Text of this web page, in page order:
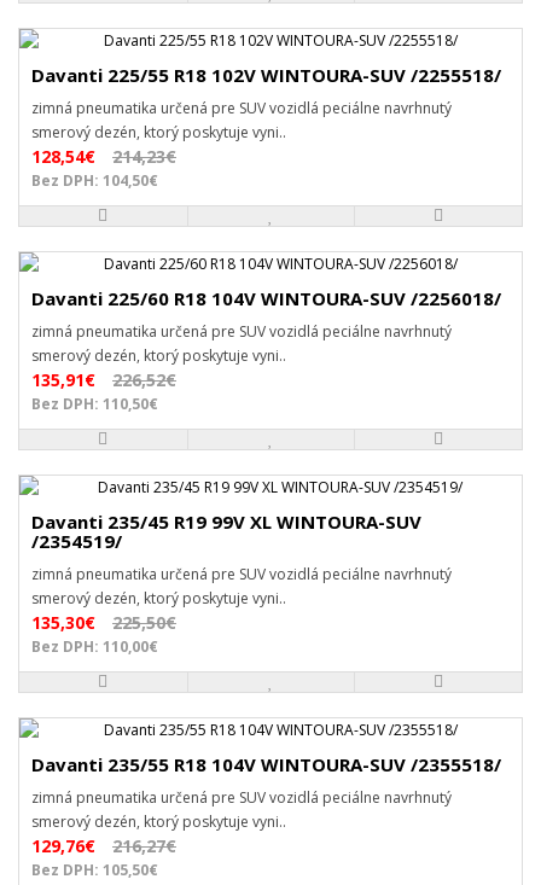
Davanti 225/55 R18 102V WINTOURA-SUV /2255518/
zimná pneumatika určená pre SUV vozidlá peciálne navrhnutý
smerový dezén, ktorý poskytuje vyni..
128,54€ 214,23€
Bez DPH: 104,50€
Davanti 225/60 R18 104V WINTOURA-SUV /2256018/
zimná pneumatika určená pre SUV vozidlá peciálne navrhnutý
smerový dezén, ktorý poskytuje vyni..
135,91€ 226,52€
Bez DPH: 110,50€
Davanti 235/45 R19 99V XL WINTOURA-SUV
/2354519/
zimná pneumatika určená pre SUV vozidlá peciálne navrhnutý
smerový dezén, ktorý poskytuje vyni..
135,30€ 225,50€
Bez DPH: 110,00€
Davanti 235/55 R18 104V WINTOURA-SUV /2355518/
zimná pneumatika určená pre SUV vozidlá peciálne navrhnutý
smerový dezén, ktorý poskytuje vyni..
129,76€ 216,27€
Bez DPH: 105,50€